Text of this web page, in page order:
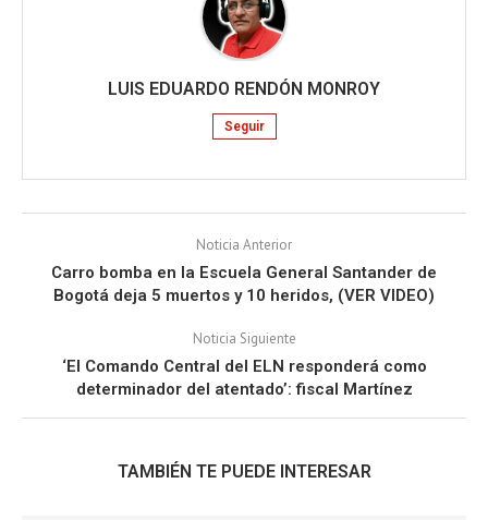
LUIS EDUARDO RENDÓN MONROY
Seguir
Noticia Anterior
Carro bomba en la Escuela General Santander de
Bogotá deja 5 muertos y 10 heridos, (VER VIDEO)
Noticia Siguiente
‘El Comando Central del ELN responderá como
determinador del atentado’: fiscal Martínez
TAMBIÉN TE PUEDE INTERESAR